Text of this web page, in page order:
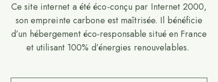
Ce site internet a été éco-conçu par Internet 2000,
son empreinte carbone est maîtrisée. Il bénéficie
d’un hébergement éco-responsable situé en France
et utilisant 100% d’énergies renouvelables.